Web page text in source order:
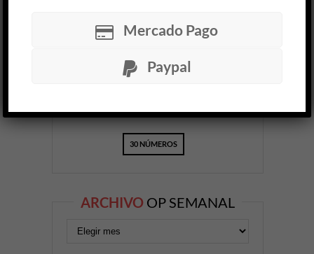
30 NÚMEROS
ARCHIVO OP SEMANAL
Mercado Pago
Paypal